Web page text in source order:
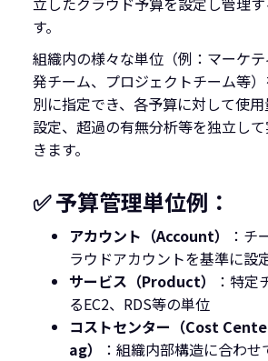
す。
組織内の様々な単位（例：マーケ
発チーム、プロジェクトチーム等
別に指定でき、各予算に対して使
設定、超過の有無分析等を独立し
きます。
✅ 予算管理単位例：
アカウント（Account）
：チ
ラウドアカウントを基準に設
サービス（Product）
：特定
るEC2、RDS等の単位
コストセンター（Cost
ag）
：組織内部構造に合わ